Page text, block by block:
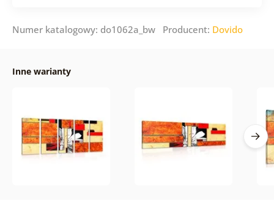
Numer katalogowy: do1062a_bw Producent: Dovido
Inne warianty